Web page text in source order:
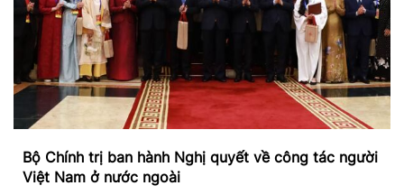
Bộ Chính trị ban hành Nghị quyết về công tác người
Việt Nam ở nước ngoài